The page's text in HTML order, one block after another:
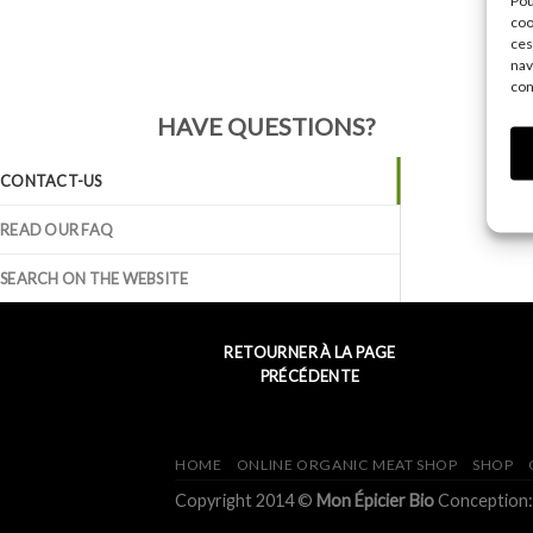
HAVE QUESTIONS?
CONTACT-US
READ OUR FAQ
SEARCH ON THE WEBSITE
RETOURNER À LA PAGE
PRÉCÉDENTE
HOME ONLINE ORGANIC MEAT SHOP SHOP
Copyright 2014 © Mon Épicier BioConception: